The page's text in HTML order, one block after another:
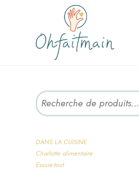
DANS LA CUISINE
Charlotte alimentaire
Essuie-tout